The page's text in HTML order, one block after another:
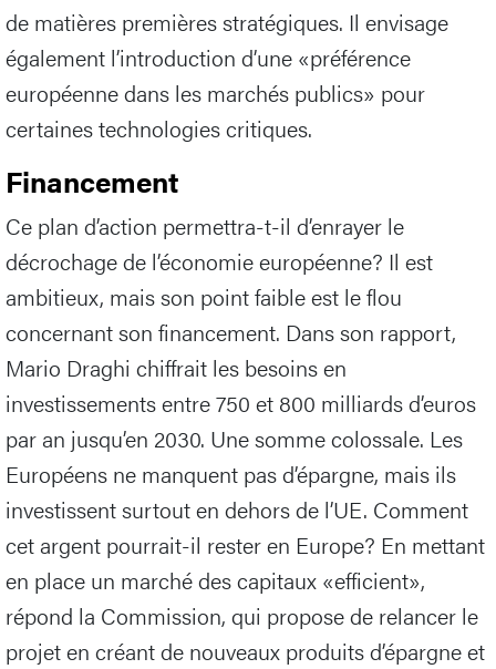
de matières premières stratégiques. Il envisage
également l’introduction d’une «préférence
européenne dans les marchés publics» pour
certaines technologies critiques.
Financement
Ce plan d’action permettra-t-il d’enrayer le
décrochage de l’économie européenne? Il est
ambitieux, mais son point faible est le flou
concernant son financement. Dans son rapport,
Mario Draghi chiffrait les besoins en
investissements entre 750 et 800 milliards d’euros
par an jusqu’en 2030. Une somme colossale. Les
Européens ne manquent pas d’épargne, mais ils
investissent surtout en dehors de l’UE. Comment
cet argent pourrait-il rester en Europe? En mettant
en place un marché des capitaux «efficient»,
répond la Commission, qui propose de relancer le
projet en créant de nouveaux produits d’épargne et